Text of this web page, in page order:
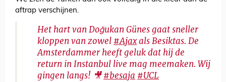
aftrap verschijnen.
Het hart van Doğukan Günes gaat sneller
kloppen van zowel #Ajaxals Besiktas. De
Amsterdammer heeft geluk dat hij de
return in Instanbul live mag meemaken. Wij
gingen langs! 🎥#besaja #UCL